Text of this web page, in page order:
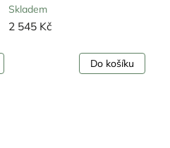
Skladem
2 545 Kč
Do košíku